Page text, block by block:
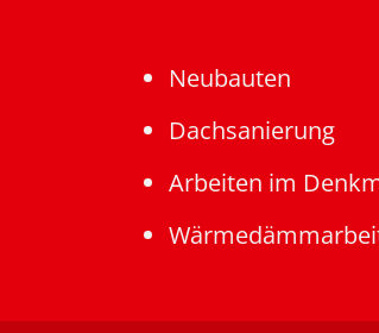
Neubauten
Dachsanierung
Arbeiten im